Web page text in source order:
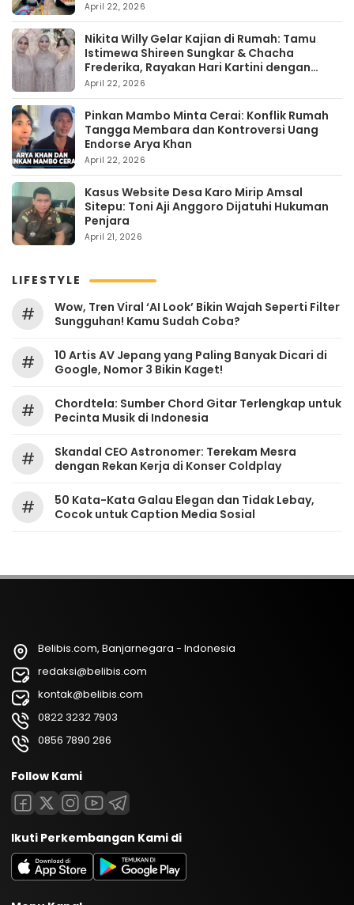
April 22, 2026
Nikita Willy Gelar Kajian di Rumah: Tamu
Istimewa Shireen Sungkar & Chacha
Frederika, Rayakan Hari Kartini dengan
Kehangatan
April 22, 2026
Pinkan Mambo Minta Cerai: Konflik Rumah
Tangga Membara dan Kontroversi Uang
Endorse Arya Khan
April 22, 2026
Kasus Website Desa Karo Mirip Amsal
Sitepu: Toni Aji Anggoro Dijatuhi Hukuman
Penjara
April 21, 2026
LIFESTYLE
#
Wow, Tren Viral ‘AI Look’ Bikin Wajah Seperti Filter
Sungguhan! Kamu Sudah Coba?
#
10 Artis AV Jepang yang Paling Banyak Dicari di
Google, Nomor 3 Bikin Kaget!
#
Chordtela: Sumber Chord Gitar Terlengkap untuk
Pecinta Musik di Indonesia
#
Skandal CEO Astronomer: Terekam Mesra
dengan Rekan Kerja di Konser Coldplay
#
50 Kata-Kata Galau Elegan dan Tidak Lebay,
Cocok untuk Caption Media Sosial
Belibis.com, Banjarnegara - Indonesia
redaksi@belibis.com
kontak@belibis.com
0822 3232 7903
0856 7890 286
Follow Kami
Ikuti Perkembangan Kami di